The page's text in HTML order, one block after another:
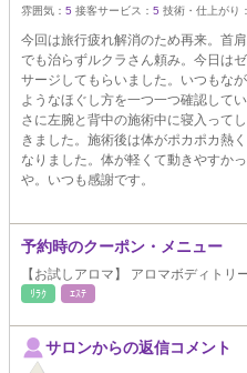
雰囲気： 5 接客サービス： 5 技術・仕上がり：
今回は旅行疲れ解消のため再来。首
でも治らずルクラさん頼み。今日は
サージしてもらいました。いつもな
ようなほぐし方を一つ一つ確認して
さに左腕と背中の施術中に寝入って
きました。施術後は体がポカポカ熱
なりました。体が軽くて動きやすか
や。いつも感謝です。
予約時のクーポン・メニュー
【お試しアロマ】 アロマボディト
ﾘﾗｸ ｴｽﾃ
サロンからの返信コメント